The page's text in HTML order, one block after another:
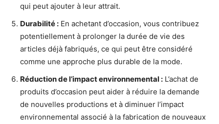
qui peut ajouter à leur attrait.
Durabilité : En achetant d’occasion, vous contribuez
potentiellement à prolonger la durée de vie des
articles déjà fabriqués, ce qui peut être considéré
comme une approche plus durable de la mode.
Réduction de l’impact environnemental : L’achat de
produits d’occasion peut aider à réduire la demande
de nouvelles productions et à diminuer l’impact
environnemental associé à la fabrication de nouveaux